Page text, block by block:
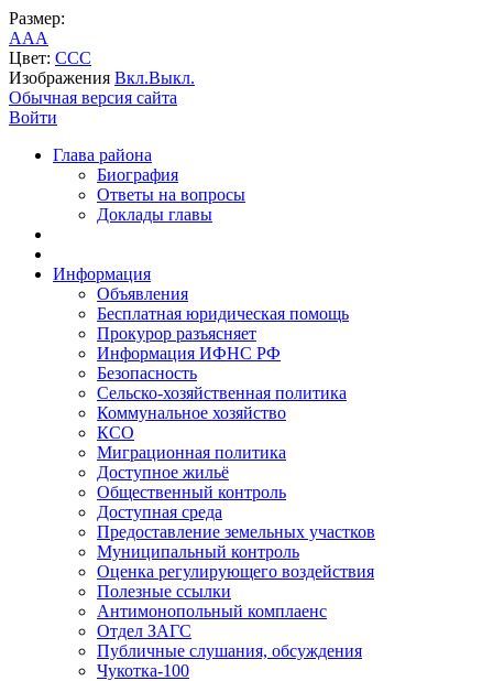
Размер:
AAA
Цвет: CCC
Изображения Вкл.Выкл.
Обычная версия сайта
Войти
Глава района
Биография
Ответы на вопросы
Доклады главы
Информация
Объявления
Бесплатная юридическая помощь
Прокурор разъясняет
Информация ИФНС РФ
Безопасность
Сельско-хозяйственная политика
Коммунальное хозяйство
КСО
Миграционная политика
Доступное жильё
Общественный контроль
Доступная среда
Предоставление земельных участков
Муниципальный контроль
Оценка регулирующего воздействия
Полезные ссылки
Антимонопольный комплаенс
Отдел ЗАГС
Публичные слушания, обсуждения
Чукотка-100